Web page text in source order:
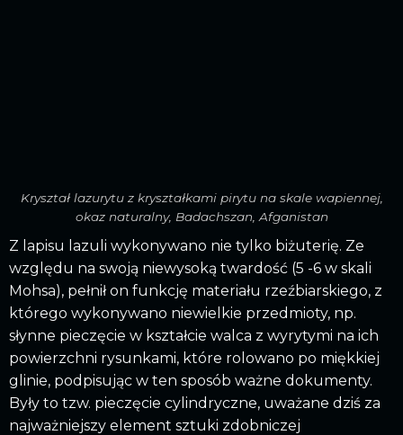
Kryształ lazurytu z kryształkami pirytu na skale wapiennej,
okaz naturalny, Badachszan, Afganistan
Z lapisu lazuli wykonywano nie tylko biżuterię. Ze
względu na swoją niewysoką twardość (5 -6 w skali
Mohsa), pełnił on funkcję materiału rzeźbiarskiego, z
którego wykonywano niewielkie przedmioty, np.
słynne pieczęcie w kształcie walca z wyrytymi na ich
powierzchni rysunkami, które rolowano po miękkiej
glinie, podpisując w ten sposób ważne dokumenty.
Były to tzw. pieczęcie cylindryczne, uważane dziś za
najważniejszy element sztuki zdobniczej